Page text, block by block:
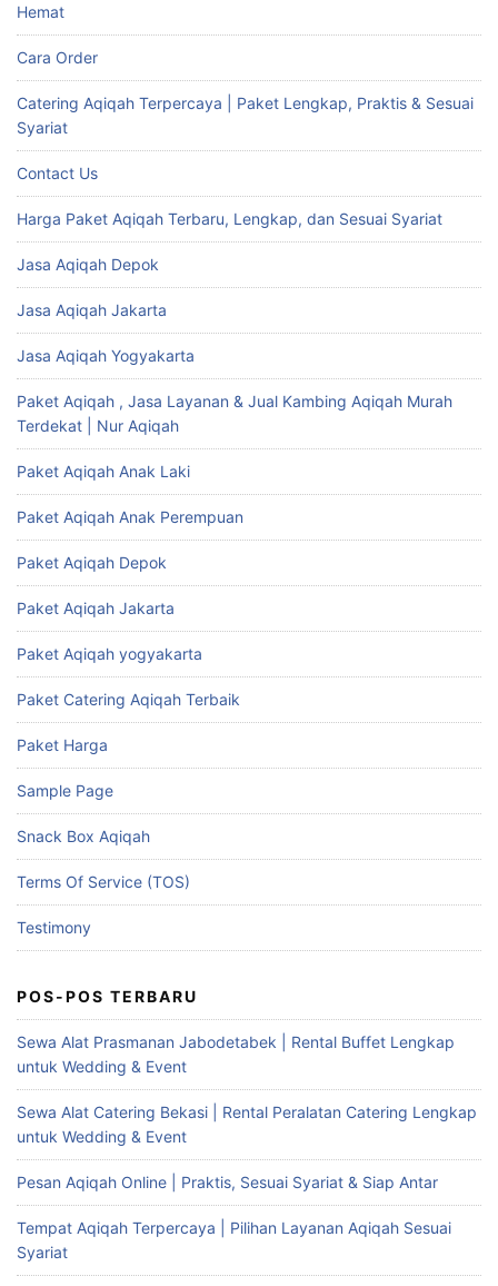
Hemat
Cara Order
Catering Aqiqah Terpercaya | Paket Lengkap, Praktis & Sesuai
Syariat
Contact Us
Harga Paket Aqiqah Terbaru, Lengkap, dan Sesuai Syariat
Jasa Aqiqah Depok
Jasa Aqiqah Jakarta
Jasa Aqiqah Yogyakarta
Paket Aqiqah , Jasa Layanan & Jual Kambing Aqiqah Murah
Terdekat | Nur Aqiqah
Paket Aqiqah Anak Laki
Paket Aqiqah Anak Perempuan
Paket Aqiqah Depok
Paket Aqiqah Jakarta
Paket Aqiqah yogyakarta
Paket Catering Aqiqah Terbaik
Paket Harga
Sample Page
Snack Box Aqiqah
Terms Of Service (TOS)
Testimony
POS-POS TERBARU
Sewa Alat Prasmanan Jabodetabek | Rental Buffet Lengkap
untuk Wedding & Event
Sewa Alat Catering Bekasi | Rental Peralatan Catering Lengkap
untuk Wedding & Event
Pesan Aqiqah Online | Praktis, Sesuai Syariat & Siap Antar
Tempat Aqiqah Terpercaya | Pilihan Layanan Aqiqah Sesuai
Syariat